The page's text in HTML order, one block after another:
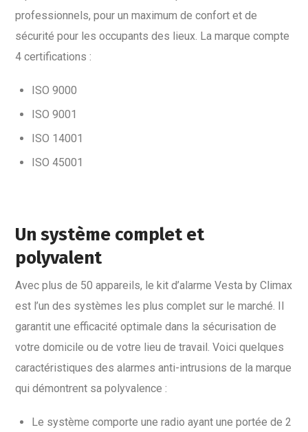
professionnels, pour un maximum de confort et de
sécurité pour les occupants des lieux. La marque compte
4 certifications :
ISO 9000
ISO 9001
ISO 14001
ISO 45001
Un système complet et
polyvalent
Avec plus de 50 appareils, le kit d’alarme Vesta by Climax
est l’un des systèmes les plus complet sur le marché. Il
garantit une efficacité optimale dans la sécurisation de
votre domicile ou de votre lieu de travail. Voici quelques
caractéristiques des alarmes anti-intrusions de la marque
qui démontrent sa polyvalence :
Le système comporte une radio ayant une portée de 2